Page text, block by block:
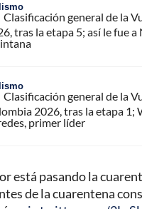
Clasificación general de la
tras la etapa 5; así le fue a
Clasificación general de la
2026, tras la etapa 1;
primer líder
está pasando la
de la cuarentena